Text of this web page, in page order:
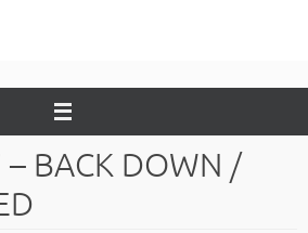
BACK DOWN /